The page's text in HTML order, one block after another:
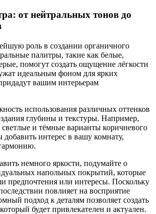
от нейтральных тонов до
роль в создании органичного
палитры, такие как белые,
помогут создать ощущение лёгкости
идеальным фоном для ярких
вашим интерьерам
использования различных оттенков
глубины и текстуры. Например,
и тёмные варианты коричневого
добавить интерес в вашу комнату,
немного яркости, подумайте о
напольных покрытий, которые
предпочтения или интересы. Поскольку
повлияет на восприятие
подход к деталям позволяет создать
будет привлекателен и актуален.